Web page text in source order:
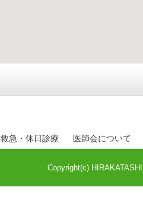
救急・休日診療 医師会について
Copyright(c)